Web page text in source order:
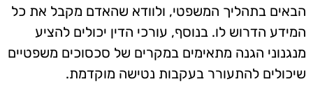
הבאים בתהליך המשפטי, ולוודא שהאדם מקבל את כל
המידע הדרוש לו. בנוסף, עורכי הדין יכולים להציע
מנגנוני הגנה מתאימים במקרים של סכסוכים משפטיים
שיכולים להתעורר בעקבות נטישה מוקדמת.